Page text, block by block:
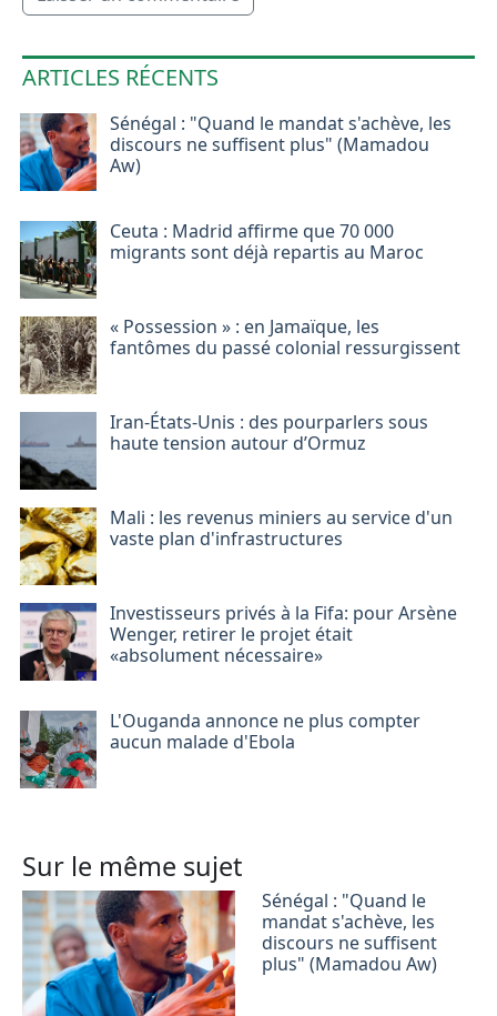
ARTICLES RÉCENTS
Sénégal : "Quand le mandat s'achève, les
discours ne suffisent plus" (Mamadou
Aw)
Ceuta : Madrid affirme que 70 000
migrants sont déjà repartis au Maroc
« Possession » : en Jamaïque, les
fantômes du passé colonial ressurgissent
Iran-États-Unis : des pourparlers sous
haute tension autour d’Ormuz
Mali : les revenus miniers au service d'un
vaste plan d'infrastructures
Investisseurs privés à la Fifa: pour Arsène
Wenger, retirer le projet était
«absolument nécessaire»
L'Ouganda annonce ne plus compter
aucun malade d'Ebola
Sur le même sujet
Sénégal : "Quand le
mandat s'achève, les
discours ne suffisent
plus" (Mamadou Aw)